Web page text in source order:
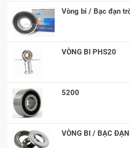
Vòng bi / Bạc đạn
VÒNG BI PHS20
5200
VÒNG BI / BẠC